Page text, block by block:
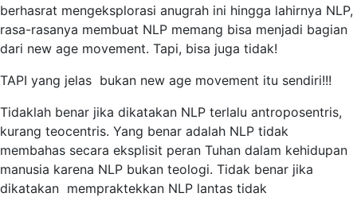
berhasrat mengeksplorasi anugrah ini hingga lahirnya NLP,
rasa-rasanya membuat NLP memang bisa menjadi bagian
dari new age movement. Tapi, bisa juga tidak!
TAPI yang jelas bukan new age movement itu sendiri!!!
Tidaklah benar jika dikatakan NLP terlalu antroposentris,
kurang teocentris. Yang benar adalah NLP tidak
membahas secara eksplisit peran Tuhan dalam kehidupan
manusia karena NLP bukan teologi. Tidak benar jika
dikatakan mempraktekkan NLP lantas tidak